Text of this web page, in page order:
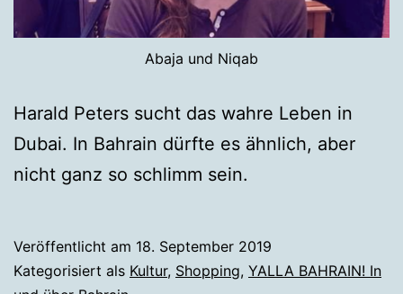
Abaja und Niqab
Harald Peters sucht das wahre Leben in
Dubai. In Bahrain dürfte es ähnlich, aber
nicht ganz so schlimm sein.
Veröffentlicht am 18. September 2019
Kategorisiert als Kultur, Shopping, YALLA BAHRAIN! In